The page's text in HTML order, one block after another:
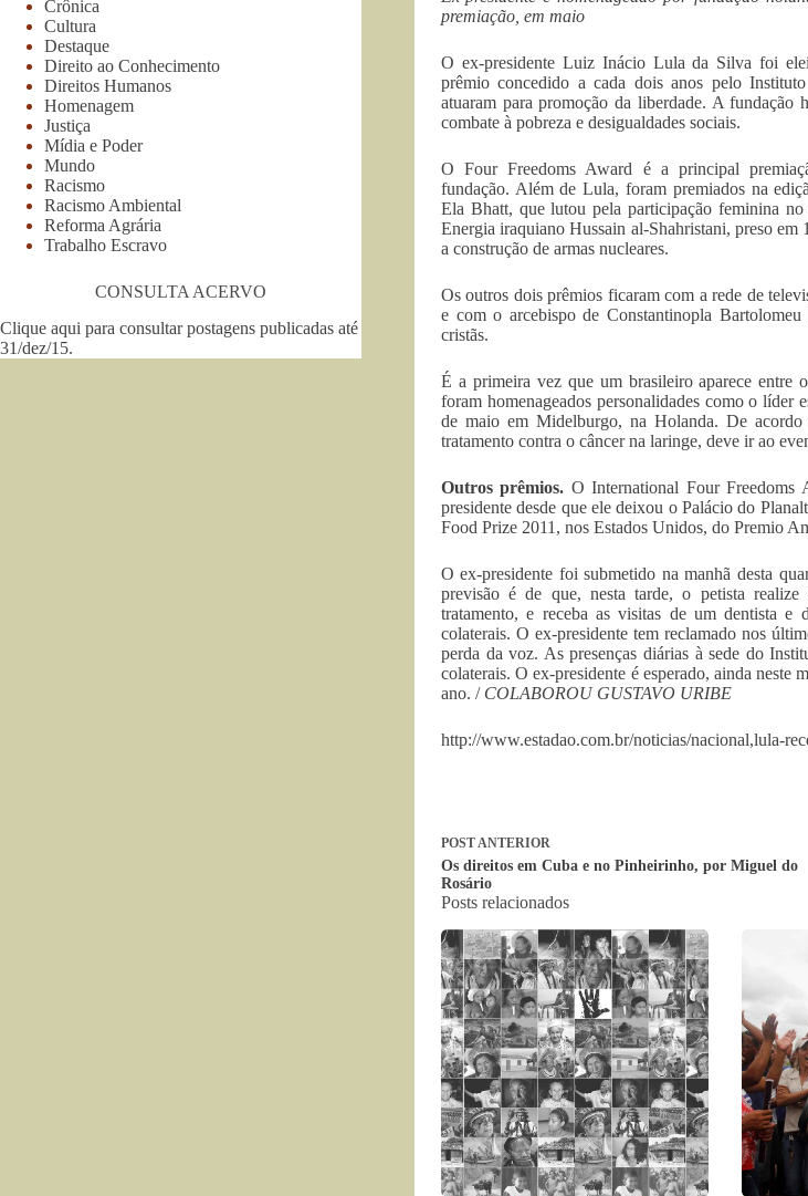
premiação, em maio
O ex-presidente Luiz Inácio Lula da Silva foi
prêmio concedido a cada dois anos pelo
atuaram para promoção da liberdade. A fundação
combate à pobreza e desigualdades sociais.
O Four Freedoms Award é a principal
fundação. Além de Lula, foram premiados na
Ela Bhatt, que lutou pela participação feminina
Energia iraquiano Hussain al-Shahristani, preso
a construção de armas nucleares.
Os outros dois prêmios ficaram com a rede de
e com o arcebispo de Constantinopla
cristãs.
É a primeira vez que um brasileiro aparece entre
foram homenageados personalidades como o
de maio em Midelburgo, na Holanda. De
tratamento contra o câncer na laringe, deve ir ao
Outros prêmios. O International Four Freedoms
presidente desde que ele deixou o Palácio do
Food Prize 2011, nos Estados Unidos, do Premio
O ex-presidente foi submetido na manhã desta
previsão é de que, nesta tarde, o petista realize
tratamento, e receba as visitas de um dentista e
colaterais. O ex-presidente tem reclamado nos
perda da voz. As presenças diárias à sede do
colaterais. O ex-presidente é esperado, ainda neste
ano. / COLABOROU GUSTAVO URIBE
http://www.estadao.com.br/noticias/nacional,lula-
POSTANTERIOR
Os direitos em Cuba e no Pinheirinho, por Miguel do
Rosário
Posts relacionados
Crônica
Cultura
Destaque
Direito ao Conhecimento
Direitos Humanos
Homenagem
Justiça
Mídia e Poder
Mundo
Racismo
Racismo Ambiental
Reforma Agrária
Trabalho Escravo
CONSULTA ACERVO
Clique aqui para consultar postagens publicadas até
31/dez/15.